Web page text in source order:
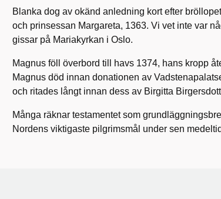
Blanka dog av okänd anledning kort efter
och prinsessan Margareta, 1363. Vi vet inte var
gissar på Mariakyrkan i Oslo.
Magnus föll överbord till havs 1374, hans kropp
Magnus död innan donationen av
och ritades långt innan dess av Birgitta
Många räknar testamentet som
Nordens viktigaste pilgrimsmål under sen